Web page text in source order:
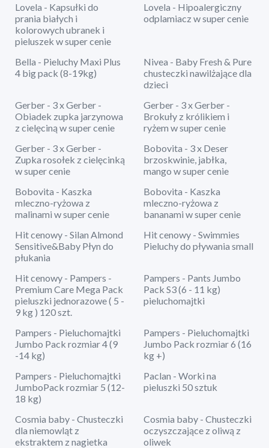
Lovela - Kapsułki do
prania białych i
kolorowych ubranek i
pieluszek w super cenie
Lovela - Hipoalergiczny
odplamiacz w super cenie
Bella - Pieluchy Maxi Plus
4 big pack (8-19kg)
Nivea - Baby Fresh & Pure
chusteczki nawilżające dla
dzieci
Gerber - 3 x Gerber -
Obiadek zupka jarzynowa
z cielęciną w super cenie
Gerber - 3 x Gerber -
Brokuły z królikiem i
ryżem w super cenie
Gerber - 3 x Gerber -
Zupka rosołek z cielęcinką
w super cenie
Bobovita - 3 x Deser
brzoskwinie, jabłka,
mango w super cenie
Bobovita - Kaszka
mleczno-ryżowa z
malinami w super cenie
Bobovita - Kaszka
mleczno-ryżowa z
bananami w super cenie
Hit cenowy - Silan Almond
Sensitive&Baby Płyn do
płukania
Hit cenowy - Swimmies
Pieluchy do pływania small
Hit cenowy - Pampers -
Premium Care Mega Pack
pieluszki jednorazowe ( 5 -
9 kg ) 120 szt.
Pampers - Pants Jumbo
Pack S3 (6 - 11 kg)
pieluchomajtki
Pampers - Pieluchomajtki
Jumbo Pack rozmiar 4 (9
-14 kg)
Pampers - Pieluchomajtki
Jumbo Pack rozmiar 6 (16
kg +)
Pampers - Pieluchomajtki
JumboPack rozmiar 5 (12-
18 kg)
Paclan - Worki na
pieluszki 50 sztuk
Cosmia baby - Chusteczki
dla niemowląt z
ekstraktem z nagietka
Cosmia baby - Chusteczki
oczyszczające z oliwą z
oliwek